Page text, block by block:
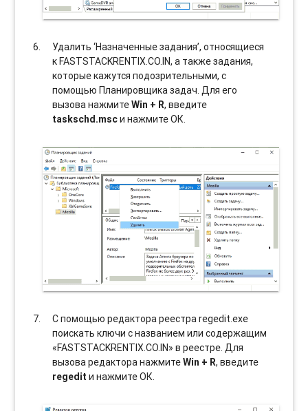
Удалить ‘Назначенные задания’, относящиеся
к FASTSTACKRENTIX.CO.IN, а также задания,
которые кажутся подозрительными, с
помощью Планировщика задач. Для его
вызова нажмитеWin + R, введите
taskschd.mscи нажмите ОК.
С помощью редактора реестра regedit.exe
поискать ключи с названием или содержащим
«FASTSTACKRENTIX.CO.IN» в реестре. Для
вызова редактора нажмитеWin + R, введите
regedit и нажмите ОК.